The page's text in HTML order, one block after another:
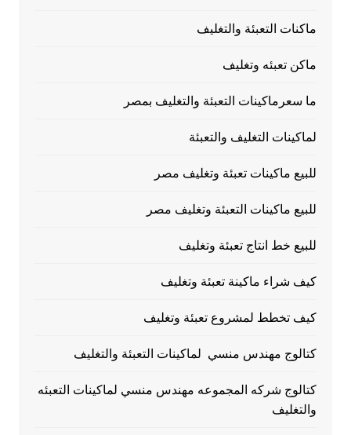
ماكنات التعبئة والتغليف
ماكن تعبئه وتغليف
ما سعرماكينات التعبئة والتغليف بمصر
لماكينات التغليف والتعبئة
للبيع ماكينات تعبئة وتغليف مصر
للبيع ماكينات التعبئة وتغليف مصر
للبيع خط انتاج تعبئة وتغليف
كيف شراء ماكينة تعبئة وتغليف
كيف تخطط لمشروع تعبئة وتغليف
كتالوج مهندس منسي لماكينات التعبئة والتغليف
كتالوج شركه المجموعه مهندس منسي لماكينات التعبئه
والتغليف